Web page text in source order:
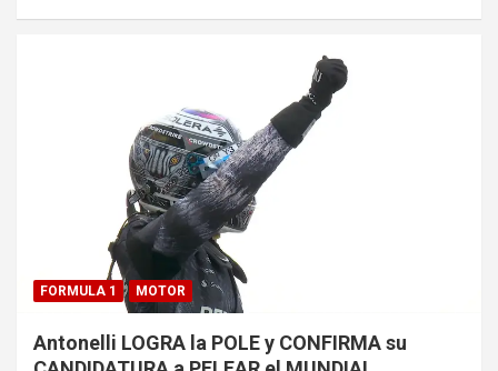
FORMULA 1 MOTOR
Antonelli LOGRA la POLE y CONFIRMA su